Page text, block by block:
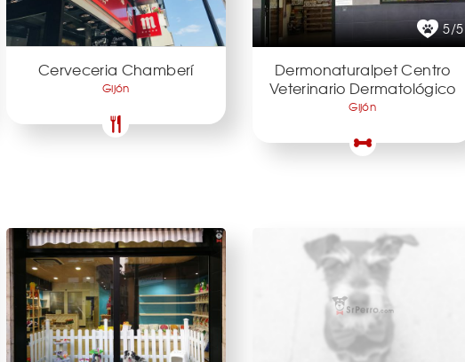
Cerveceria Chamberí
Gijón
5/5
Dermonaturalpet Centro
Veterinario Dermatológico
Gijón